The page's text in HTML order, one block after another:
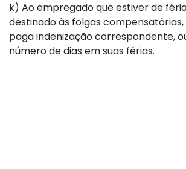
k) Ao empregado que estiver de
destinado às folgas
paga indenização correspondente,
número de dias em suas férias.